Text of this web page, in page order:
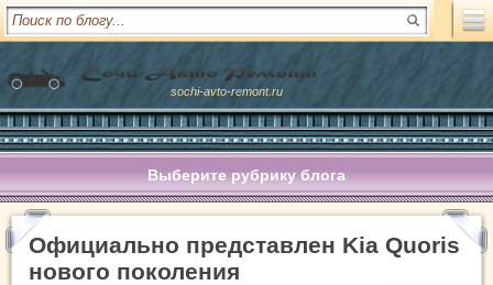
sochi-avto-remont.ru
Выберите рубрику блога
Официально представлен Kia Quoris
нового поколения